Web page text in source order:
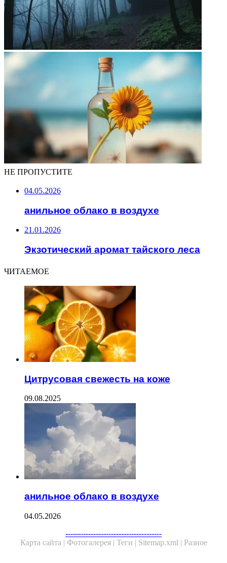
НЕ ПРОПУСТИТЕ
04.05.2026
анильное облако в воздухе
21.01.2026
Экзотический аромат тайского леса
ЧИТАЕМОЕ
Цитрусовая свежесть на коже
09.08.2025
анильное облако в воздухе
04.05.2026
--------------------------------------
Карта сайта | Фотогалерея | Теги | Sitemap.xml | Разное